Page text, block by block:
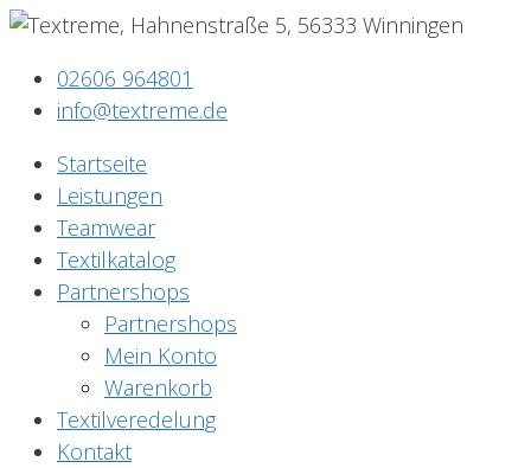
02606 964801
info@textreme.de
Startseite
Leistungen
Teamwear
Textilkatalog
Partnershops
Partnershops
Mein Konto
Warenkorb
Textilveredelung
Kontakt